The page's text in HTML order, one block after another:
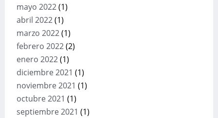
mayo 2022(1)
abril 2022(1)
marzo 2022(1)
febrero 2022(2)
enero 2022(1)
diciembre 2021 (1)
noviembre 2021 (1)
octubre 2021 (1)
septiembre 2021 (1)